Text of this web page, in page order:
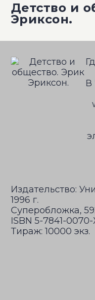
Детство и
Эриксон.
В
Издательство:
1996 г.
Суперобложка,
ISBN 5-7841-0070-
Тираж: 10000 экз.